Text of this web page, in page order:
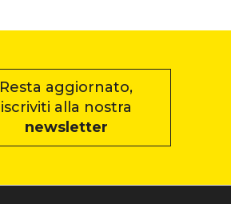
Resta aggiornato,
iscriviti alla nostra
newsletter